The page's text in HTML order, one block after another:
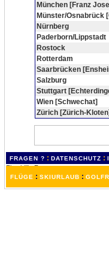
München [Franz
Münster/Osnabrück
Nürnberg
Paderborn/Lippstadt
Rostock
Rotterdam
Saarbrücken
Salzburg
Stuttgart
Wien [Schwechat]
Zürich [Zürich-Kloten]
FRAGEN ? : DATENSCHUTZ :
FLÜGE : SKIURLAUB :